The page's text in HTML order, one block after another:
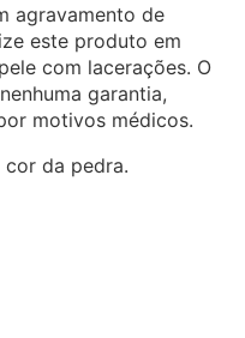
agravamento de
este produto em
com lacerações. O
garantia,
motivos médicos.
da pedra.